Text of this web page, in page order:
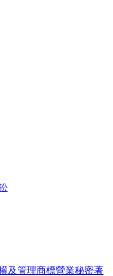
及管理商標營業秘密著